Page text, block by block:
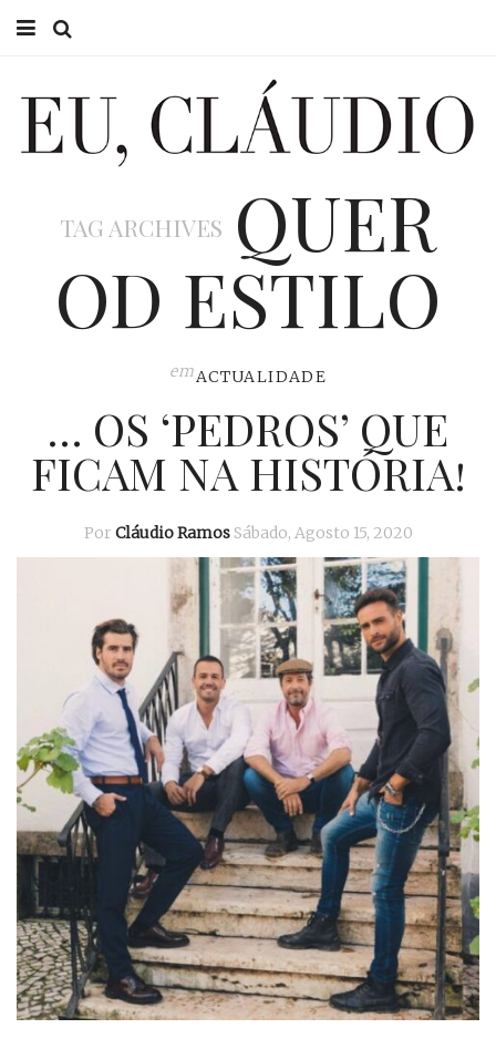
EU CLÁUDIO
EU NA TV
EU, PAI
TAG ARCHIVES QUER
OD ESTILO
emACTUALIDADE
… OS ‘PEDROS’ QUE
FICAM NA HISTÓRIA!
Por Cláudio Ramos Sábado, Agosto 15, 2020